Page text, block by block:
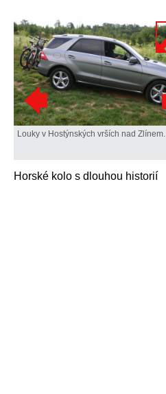
Louky v Hostýnských vrších nad Zlínem.
Horské kolo s dlouhou historií